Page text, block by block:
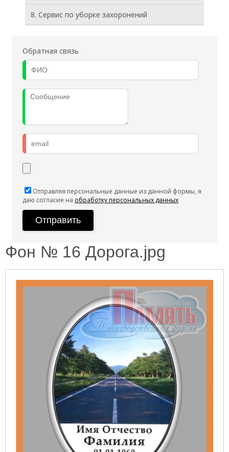
8. Cервис по уборке захоронений
Обратная связь
Отправляя персональные данные из данной формы, я
даю согласие на обработку персональных данных
Фон № 16 Дорога.jpg